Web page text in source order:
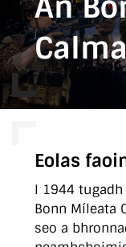
Eolas
I 1944 tugadh
Bonn Míleata
seo a